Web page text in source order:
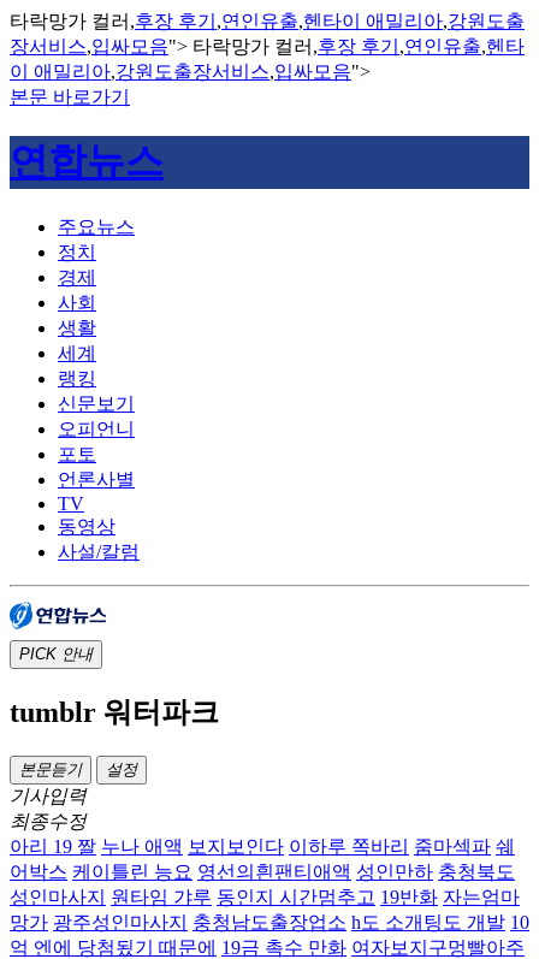
타락망가 컬러,후장 후기 ,연인유출,헨타이 애밀리아,강원도출
장서비스,입싸모음"> 타락망가 컬러,후장 후기 ,연인유출,헨타
이 애밀리아,강원도출장서비스,입싸모음">
본문 바로가기
연합뉴스
주요뉴스
정치
경제
사회
생활
세계
랭킹
신문보기
오피언니
포토
언론사별
TV
동영상
사설/칼럼
PICK 안내
tumblr 워터파크
본문듣기 설정
기사입력
최종수정
아리 19 짤 누나 애액 보지보인다 이하루 쪽바리 줌마섹파 쉐
어박스 케이틀린 능요 영선의흰팬티애액 성인만하 충청북도
성인마사지
원타임 갸루 동인지 시간멈추고 19반화 자는엄마
망가 광주성인마사지 충청남도출장업소 h도 소개팅도 개발 10
억 엔에 당첨됬기 때문에 19금 촉수 만화 여자보지구멍빨아주